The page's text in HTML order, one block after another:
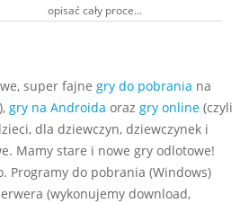
opisać cały proce...
super fajne gry do pobrania na
gry na Androida oraz gry online (czyli
dla dziewczyn, dziewczynek i
Mamy stare i nowe gry odlotowe!
Programy do pobrania (Windows)
(wykonujemy download,